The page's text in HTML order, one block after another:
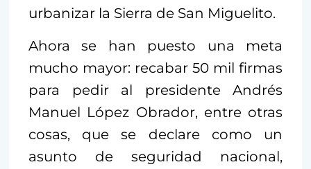
urbanizar la Sierra de San Miguelito.
Ahora se han puesto una meta
mucho mayor: recabar 50 mil firmas
para pedir al presidente Andrés
Manuel López Obrador, entre otras
cosas, que se declare como un
asunto de seguridad nacional,